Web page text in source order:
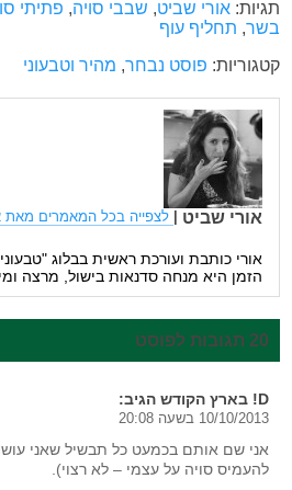
תגיות: אורי שביט, שבבי סויה, פתיתי
בשר, תחליף עוף
קטגוריות: פוסט נבחר, מהיר וטבעוני
אורי שביט לצפייה בכל המאמרים מאת
אורי כותבת ועורכת ראשית בבלוג
הזמן היא מנחה סדנאות בישול, מרצה
20 תגובות לפוסט
D! בארץ הקודש הגיב:
10/10/2013 בשעה 20:08
אני שם אותם בכמעט כל תבשיל שאני
להעמיס סויה על עצמי – לא רצוי).